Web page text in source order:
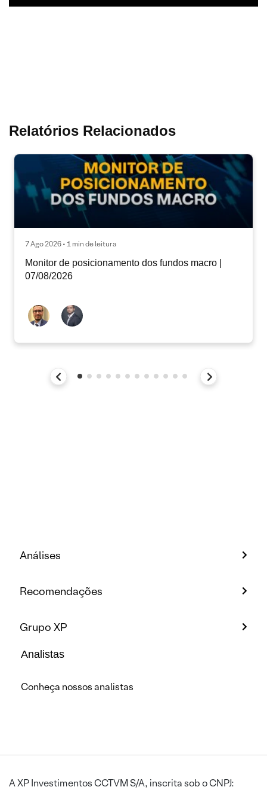
Relatórios Relacionados
7 Ago 2026 • 1 min de leitura
Monitor de posicionamento dos fundos macro |
07/08/2026
Análises
Recomendações
Grupo XP
Analistas
Conheça nossos analistas
A XP Investimentos CCTVM S/A, inscrita sob o CNPJ: